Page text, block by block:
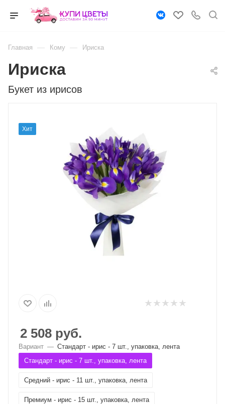
Главная — Кому — Ириска
Букет из ирисов
Ириска
Хит
2 508 руб.
Вариант — Стандарт - ирис - 7 шт., упаковка, лента
Стандарт - ирис - 7 шт., упаковка, лента
Средний - ирис - 11 шт., упаковка, лента
Премиум - ирис - 15 шт., упаковка, лента